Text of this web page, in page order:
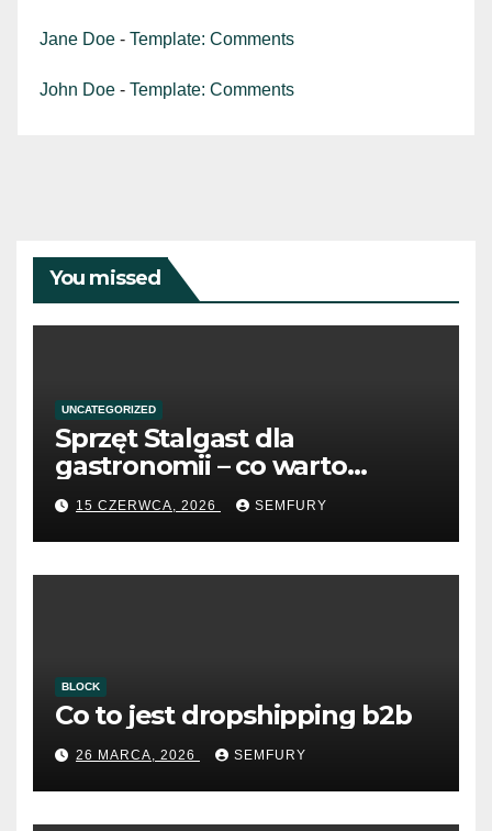
Jane Doe - Template: Comments
John Doe - Template: Comments
You missed
UNCATEGORIZED
Sprzęt Stalgast dla
gastronomii – co warto
wiedzieć przed zakupem?
15 CZERWCA, 2026 SEMFURY
BLOCK
Co to jest dropshipping b2b
26 MARCA, 2026 SEMFURY